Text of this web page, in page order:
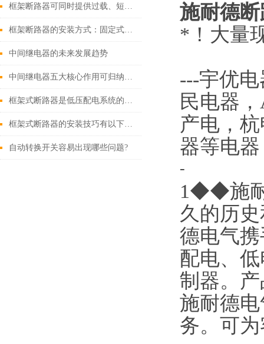
框架断路器可同时提供过载、短路、漏电保护功能
框架断路器的安装方式：固定式，插入式，抽出式
中间继电器的未来发展趋势
中间继电器五大核心作用可归纳如下
框架式断路器是低压配电系统的核心保护设备
框架式断路器的安装技巧有以下这些
自动转换开关容易出现哪些问题?
施耐德断
*！大量
---宇优
民电器
产电，
器等电
-
1◆◆施耐
久的历
德电气
配电、
制器。
施耐德
务。可